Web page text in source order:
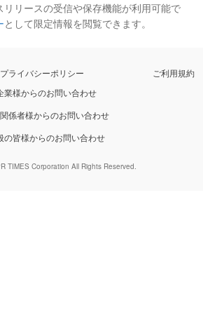
リースの受信や保存機能が利用可能で
として限定情報を閲覧できます。
プライバシーポリシー
ご利用規約
業様からのお問い合わせ
係者様からのお問い合わせ
の皆様からのお問い合わせ
TIMES Corporation All Rights Reserved.